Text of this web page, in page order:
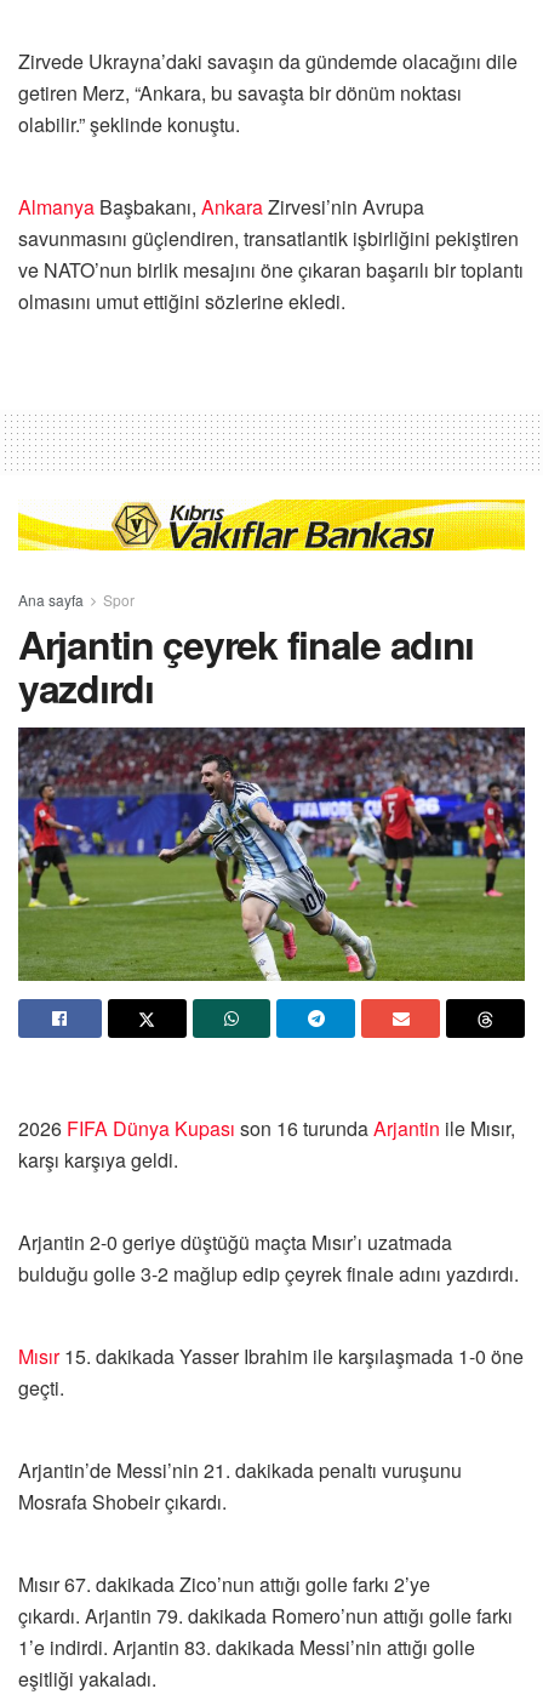
Zirvede Ukrayna’daki savaşın da gündemde olacağını dile
getiren Merz, “Ankara, bu savaşta bir dönüm noktası
olabilir.” şeklinde konuştu.
Almanya Başbakanı, AnkaraZirvesi’nin Avrupa
savunmasını güçlendiren, transatlantik işbirliğini pekiştiren
ve NATO’nun birlik mesajını öne çıkaran başarılı bir toplantı
olmasını umut ettiğini sözlerine ekledi.
Ana sayfa Spor
Arjantin çeyrek finale adını
yazdırdı
2026 FIFA Dünya Kupası son 16 turundaArjantin ile Mısır,
karşı karşıya geldi.
Arjantin 2-0 geriye düştüğü maçta Mısır’ı uzatmada
bulduğu golle 3-2 mağlup edip çeyrek finale adını yazdırdı.
Mısır15. dakikada Yasser Ibrahim ile karşılaşmada 1-0 öne
geçti.
Arjantin’de Messi’nin 21. dakikada penaltı vuruşunu
Mosrafa Shobeir çıkardı.
Mısır 67. dakikada Zico’nun attığı golle farkı 2’ye
çıkardı. Arjantin 79. dakikada Romero’nun attığı golle farkı
1’e indirdi. Arjantin 83. dakikada Messi’nin attığı golle
eşitliği yakaladı.